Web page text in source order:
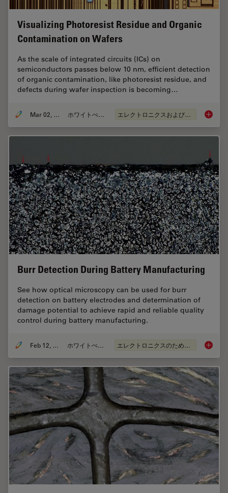
Visualizing Photoresist Residue and Organic
Contamination on Wafers
As the scale of integrated circuits (ICs) on
semiconductors passes below 10 nm, efficient detection
of organic contamination, like photoresist residue, and
defects during wafer inspection is becoming…
Mar 02, 2026 ホワイトぺーパー エレクトロニクスおよび半導体産業
Burr Detection During Battery Manufacturing
See how optical microscopy can be used for burr
detection on battery electrodes and determination of
damage potential to achieve rapid and reliable quality
control during battery manufacturing.
Feb 12, 2026 ホワイトぺーパー エレクトロニクスのための断面解析 Burr